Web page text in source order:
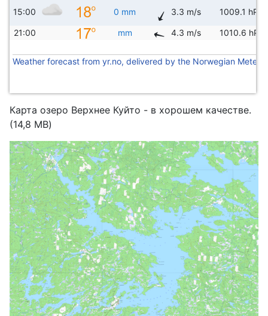
15:00 0 mm 3.3 m/s 1009.1 hPa
21:00 mm 4.3 m/s 1010.6 hPa
Weather forecast from yr.no, delivered by the Norwegian
Карта озеро Верхнее Куйто - в хорошем качестве.
(14,8 MB)